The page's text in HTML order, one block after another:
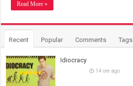
Read More »
Recent Popular Comments Tags
Idiocracy
14 ore ago